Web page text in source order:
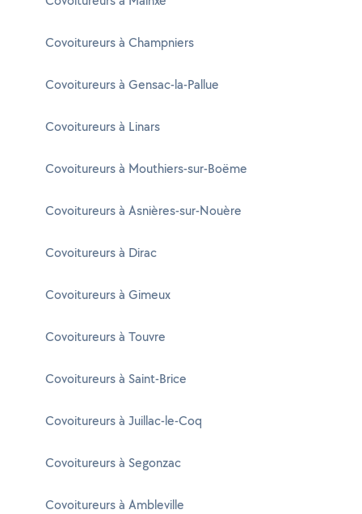
Covoitureurs à Champniers
Covoitureurs à Gensac-la-Pallue
Covoitureurs à Linars
Covoitureurs à Mouthiers-sur-Boëme
Covoitureurs à Asnières-sur-Nouère
Covoitureurs à Dirac
Covoitureurs à Gimeux
Covoitureurs à Touvre
Covoitureurs à Saint-Brice
Covoitureurs à Juillac-le-Coq
Covoitureurs à Segonzac
Covoitureurs à Ambleville